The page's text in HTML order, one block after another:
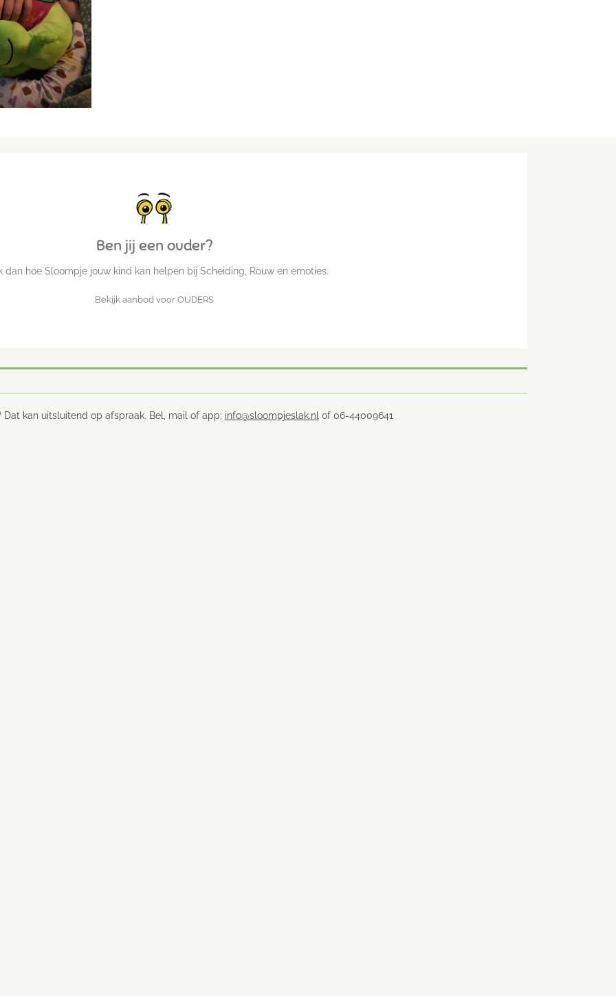
Ben jij een ouder?
dan hoe Sloompje jouw kind kan helpen bij Scheiding, Rouw en emoties.
Bekijk aanbod voor OUDERS
kan uitsluitend op afspraak. Bel, mail of app: info@sloompjeslak.nlof 06-44009641